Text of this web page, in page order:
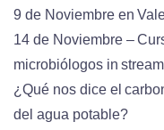
9 de Noviembre en
14 de Noviembre –
microbiólogos in
¿Qué nos dice el
del agua potable?